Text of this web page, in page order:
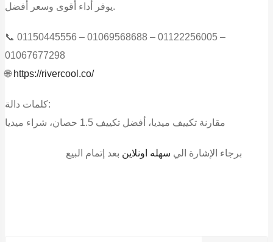
يوفر أداء أقوى وسعر أفضل.
📞 01150445556 – 01069568688 – 01122256005 –
01067677298
🌐 https://rivercool.co/
كلمات دالة:
مقارنة تكييف ميديا، أفضل تكييف 1.5 حصان، شراء ميديا
برجاء الإشارة الي سهله اونلاين بعد إتمام البيع